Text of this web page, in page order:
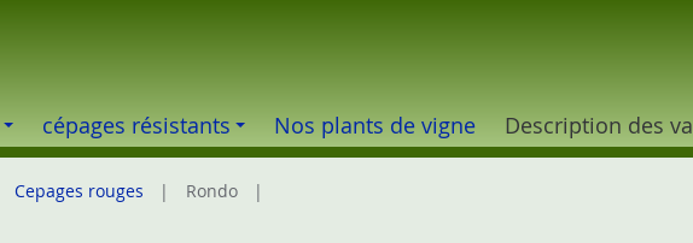
cépages résistants Nos plants de vigne Description des
Cepages rouges Rondo